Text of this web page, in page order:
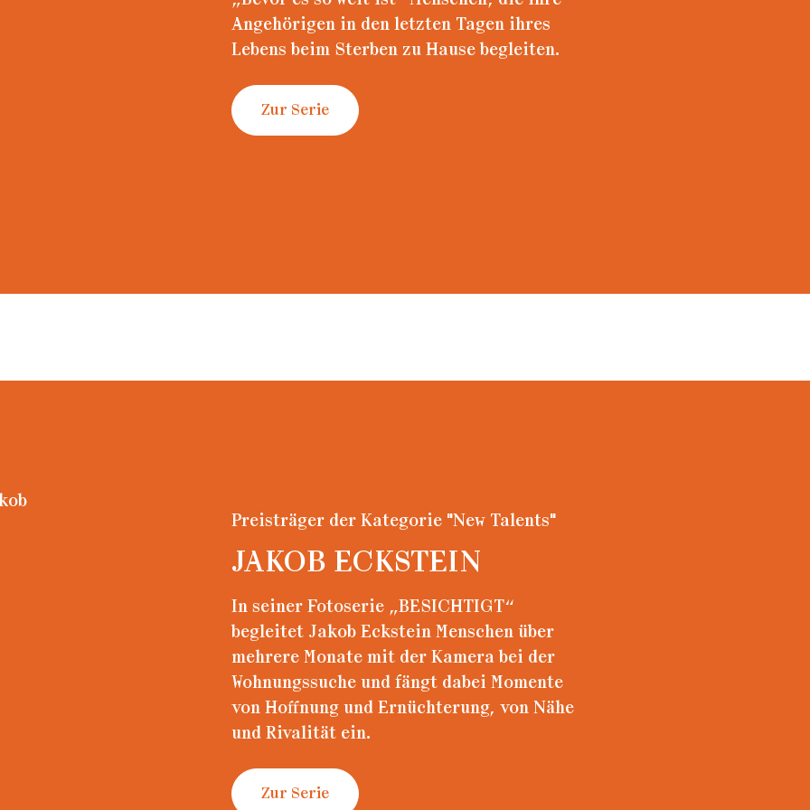
Angehörigen in den letzten Tagen ihres
Lebens beim Sterben zu Hause begleiten.
Zur Serie
Preisträger der Kategorie "New Talents"
JAKOB ECKSTEIN
In seiner Fotoserie „BESICHTIGT“
begleitet Jakob Eckstein Menschen über
mehrere Monate mit der Kamera bei der
Wohnungssuche und fängt dabei Momente
von Hoffnung und Ernüchterung, von Nähe
und Rivalität ein.
Zur Serie